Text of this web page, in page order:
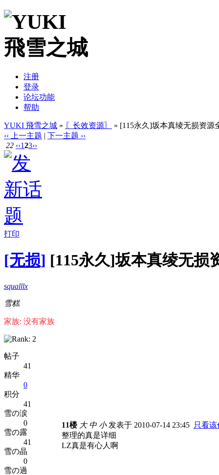
注册
登录
论坛功能
帮助
YUKI 飛雪之城 » 〖长效资源〗
» [115永久]坂本真绫无损资源
‹‹ 上一主题 | 下一主题 ››
22 ‹‹123››
打印
[无损] [115永久]坂本真绫无损
squalllx
雪糕
家族: 没有家族
帖子
41
精华
0
积分
41
雪の涙
0
雪の露
41
雪の晶
0
雪の過
11楼 大 中 小发表于 2010-07-14 23:45 只看该
整理的真是详细
LZ真是有心人啊